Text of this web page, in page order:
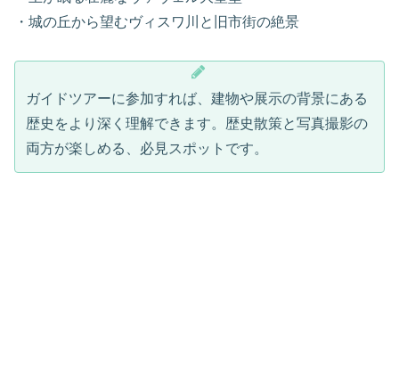
・城の丘から望むヴィスワ川と旧市街の絶景
ガイドツアーに参加すれば、建物や展示の背景にある
歴史をより深く理解できます。歴史散策と写真撮影の
両方が楽しめる、必見スポットです。